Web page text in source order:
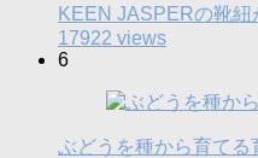
KEEN JASPERの靴
17922 views
6
ぶどうを種から育てる